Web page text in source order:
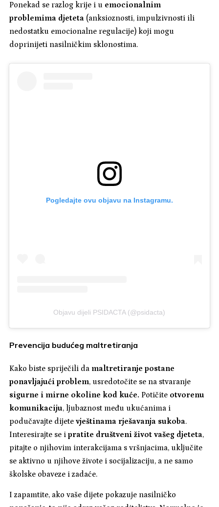
Ponekad se razlog krije i u emocionalnim
problemima djeteta (anksioznosti, impulzivnosti ili
nedostatku emocionalne regulacije) koji mogu
doprinijeti nasilničkim sklonostima.
Pogledajte ovu objavu na Instagramu.
Objavu dijeli PSIDACTA (@psidacta)
Prevencija budućeg maltretiranja
Kako biste spriječili da maltretiranje postane
ponavljajući problem, usredotočite se na stvaranje
sigurne i mirne okoline kod kuće. Potičite otvorenu
komunikaciju, ljubaznost među ukućanima i
podučavajte dijetevještinama rješavanja sukoba.
Interesirajte se ipratite društveni život vašeg djeteta,
pitajte o njihovim interakcijama s vršnjacima, uključite
se aktivno u njihove živote i socijalizaciju, a ne samo
školske obaveze i zadaće.
I zapamtite, ako vaše dijete pokazuje nasilničko